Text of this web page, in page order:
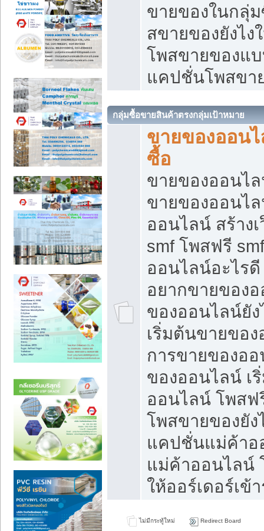
ขายของในกลุ่
สขายของยังไ
โพสขายของแ
แคปชั่นโพสขา
กลุ่มซื้อขายสินค้าตรงกลุ่มเป้าหมาย
ขายของออน
ซื้อ
ขายของออนไล
ขายของออนไ
ออนไลน์ สร้าง
smf โพสฟรี
ออนไลน์อะไร
อยากขายของ
ของออนไลน์ยั
เริ่มต้นขายของ
การขายของอ
ของออนไลน์ เ
ออนไลน์ โพส
โพสขายของยัง
แคปชั่นแม่ค้า
แม่ค้าออนไลน์
ให้ออร์เดอร์เข้
ไม่มีกระทู้ใหม่ Redirect Board